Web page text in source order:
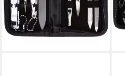
(53)
34,95 €
lieferbar - in 5-6 Werktagen bei dir
in